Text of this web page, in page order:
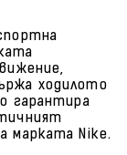
ходилото
гарантира
марката Nike.